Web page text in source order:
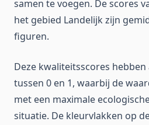
samen te voegen. De scores
het gebied Landelijk zijn
figuren.
Deze kwaliteitsscores
tussen 0 en 1, waarbij de
met een maximale
situatie. De kleurvlakken op